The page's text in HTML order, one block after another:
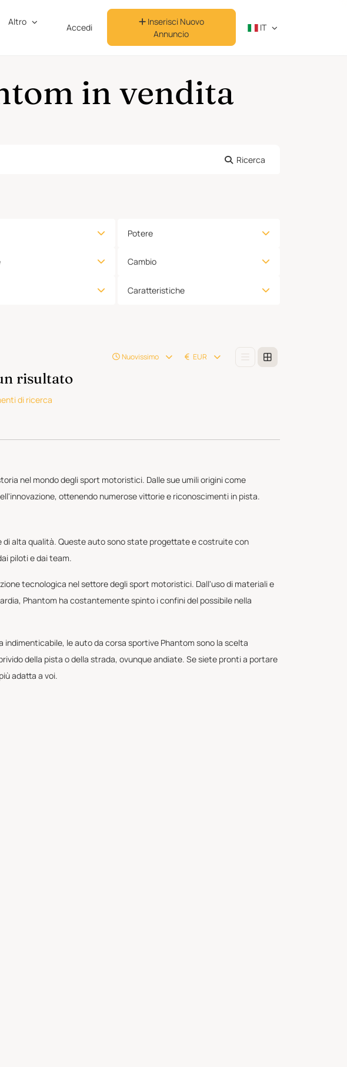
Altro
Accedi
Inserisci Nuovo
Annuncio
IT
in vendita
Ricerca
Potere
Cambio
Caratteristiche
Nuovissimo EUR
risultato
di ricerca
nel mondo degli sport motoristici. Dalle sue umili origini come
ottenendo numerose vittorie e riconoscimenti in pista.
di alta qualità. Queste auto sono state progettate e costruite con
piloti e dai team.
tecnologica nel settore degli sport motoristici. Dall'uso di materiali e
Phantom ha costantemente spinto i confini del possibile nella
le auto da corsa sportive Phantom sono la scelta
della pista o della strada, ovunque andiate. Se siete pronti a portare
adatta a voi.